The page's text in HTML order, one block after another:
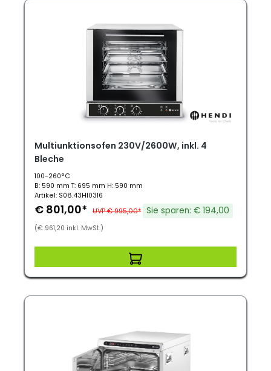
Multiunktionsofen 230V/2600W, inkl. 4
Bleche
100-260°C
B: 590 mm T: 695 mm H: 590 mm
Artikel: S08.43HI0316
€ 801,00* UVP € 995,00* Sie sparen: € 194,00
(€ 961,20 inkl. MwSt.)